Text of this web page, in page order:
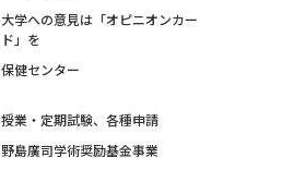
大学への意見は「オピニオンカー
ド」を
保健センター
授業・定期試験、各種申請
野島廣司学術奨励基金事業